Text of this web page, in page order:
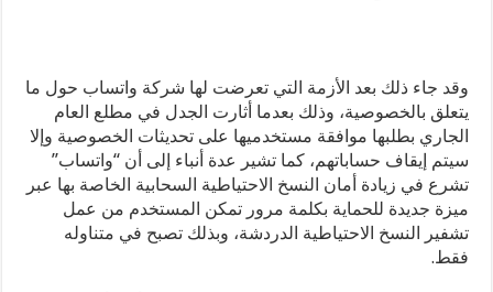
وقد جاء ذلك بعد الأزمة التي تعرضت لها شركة واتساب حول ما
يتعلق بالخصوصية، وذلك بعدما أثارت الجدل في مطلع العام
الجاري بطلبها موافقة مستخدميها على تحديثات الخصوصية وإلا
سيتم إيقاف حساباتهم، كما تشير عدة أنباء إلى أن “واتساب”
تشرع في زيادة أمان النسخ الاحتياطية السحابية الخاصة بها عبر
ميزة جديدة للحماية بكلمة مرور تمكن المستخدم من عمل
تشفير النسخ الاحتياطية الدردشة، وبذلك تصبح في متناوله
فقط.